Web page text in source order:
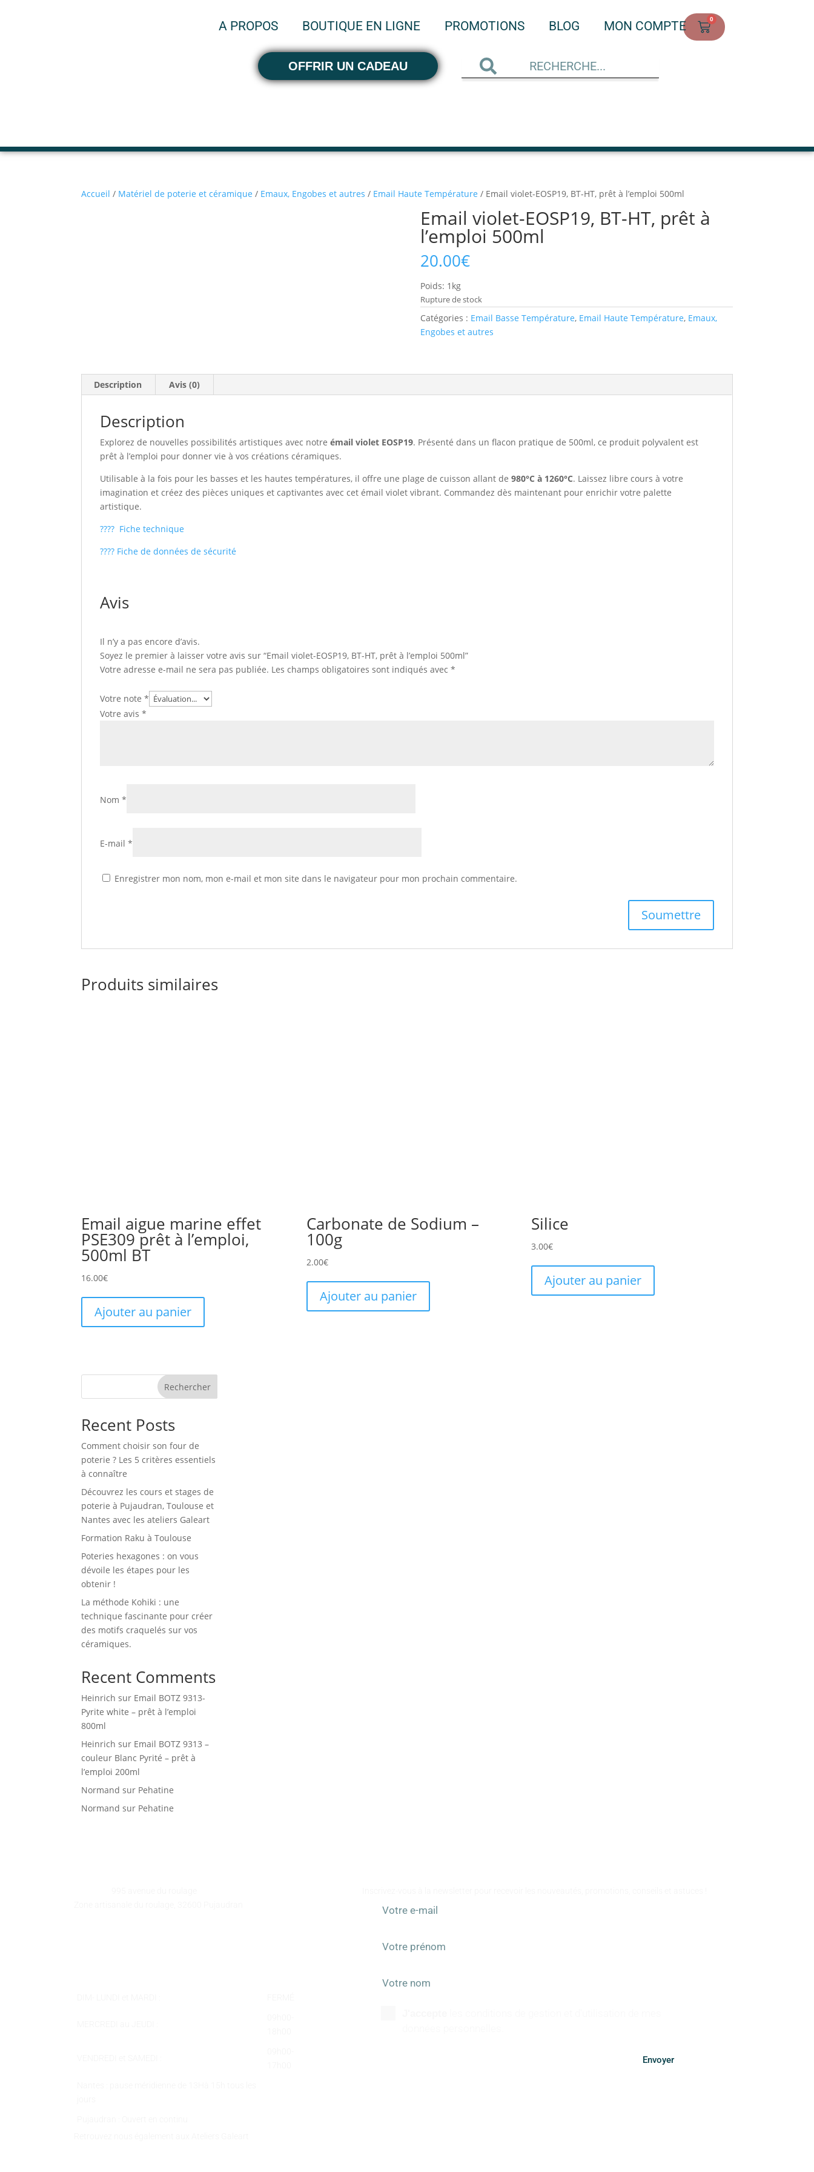
A PROPOS BOUTIQUE EN LIGNE PROMOTIONS BLOG MON COMPTE 0
OFFRIR UN CADEAU
Accueil / Matériel de poterie et céramique / Emaux, Engobes et autres / Email Haute Température / Email violet-EOSP19, BT-HT, prêt à l’emploi 500ml
Email violet-EOSP19, BT-HT, prêt à
l’emploi 500ml
20.00€
Poids: 1kg
Rupture de stock
Catégories : Email Basse Température, Email Haute Température, Emaux,
Engobes et autres
Description Avis (0)
Description
Explorez de nouvelles possibilités artistiques avec notreémail violet EOSP19. Présenté dans un flacon pratique de 500ml, ce produit polyvalent est
prêt à l’emploi pour donner vie à vos créations céramiques.
Utilisable à la fois pour les basses et les hautes températures, il offre une plage de cuisson allant de980°C à 1260°C. Laissez libre cours à votre
imagination et créez des pièces uniques et captivantes avec cet émail violet vibrant. Commandez dès maintenant pour enrichir votre palette
artistique.
???? Fiche technique
???? Fiche de données de sécurité
Avis
Il n’y a pas encore d’avis.
Soyez le premier à laisser votre avis sur “Email violet-EOSP19, BT-HT, prêt à l’emploi 500ml”
Votre adresse e-mail ne sera pas publiée. Les champs obligatoires sont indiqués avec*
Votre note*
Votre avis*
Nom*
E-mail*
Enregistrer mon nom, mon e-mail et mon site dans le navigateur pour mon prochain commentaire.
Produits similaires
Email aigue marine effet
PSE309 prêt à l’emploi,
500ml BT
16.00€
Ajouter au panier
Carbonate de Sodium –
100g
2.00€
Ajouter au panier
Silice
3.00€
Ajouter au panier
Rechercher
Recent Posts
Comment choisir son four de
poterie ? Les 5 critères essentiels
à connaître
Découvrez les cours et stages de
poterie à Pujaudran, Toulouse et
Nantes avec les ateliers Galeart
Formation Raku à Toulouse
Poteries hexagones : on vous
dévoile les étapes pour les
obtenir !
La méthode Kohiki : une
technique fascinante pour créer
des motifs craquelés sur vos
céramiques.
Recent Comments
Heinrich sur Email BOTZ 9313-
Pyrite white – prêt à l’emploi
800ml
Heinrich sur Email BOTZ 9313 –
couleur Blanc Pyrité – prêt à
l’emploi 200ml
Normand sur Pehatine
Normand sur Pehatine
Envoyer